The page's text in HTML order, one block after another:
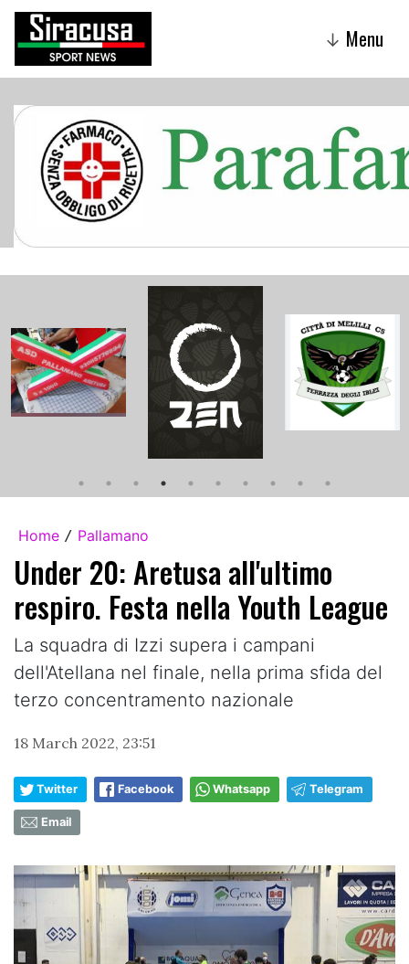
↓ Menu
Home / Pallamano
Under 20: Aretusa all'ultimo
respiro. Festa nella Youth League
La squadra di Izzi supera i campani
dell'Atellana nel finale, nella prima sfida del
terzo concentramento nazionale
18 March 2022, 23:51
Twitter Facebook Whatsapp Telegram
Email